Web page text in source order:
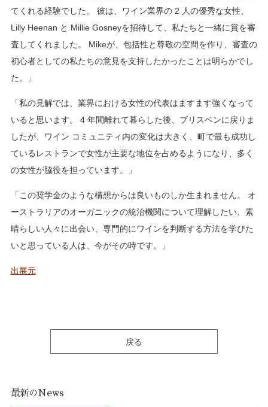
てくれる経験でした。 彼は、ワイン業界の 2 人の優秀な女性、
Lilly Heenan と Millie Gosneyを招待して、私たちと一緒に賞を審
査してくれました。 Mikeが、包括性と尊敬の空間を作り、審査の
初心者としての私たちの意見を支持したかったことは明らかでし
た。」
「私の見解では、業界における女性の代表はますます強くなって
いると思います。 4 年間離れて暮らした後、ブリスベンに戻りま
したが、ワイン コミュニティ内の変化は大きく、町で最も成功し
ているレストランで女性が主要な地位を占めるようになり、多く
の女性が脇役を担っています。」
「この奨学金のような構想からは良いものしか生まれません。 オ
ーストラリアのオーガニックの統治機関について理解したい、素
晴らしい人々に出会い、専門的にワインを判断する方法を学びた
いと思っている人は、今がその時です。」
出展元
戻る
最新のNews